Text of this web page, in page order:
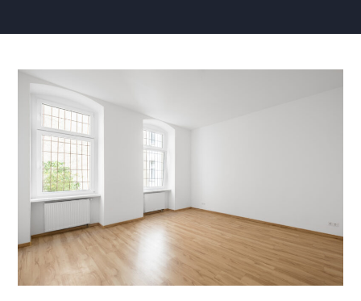
Renovlies
Behangers
Naadloos:
Perfectie
Wandafwerking